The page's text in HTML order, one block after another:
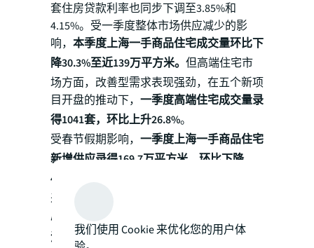
套住房贷款利率也同步下调至3.85%和
4.15%。受一季度整体市场供应减少的影
响， 本季度上海一手商品住宅成交量环比下
降30.3%至近139万平方米。 但高端住宅市
场方面，改善型需求表现强劲，在五个新项
目开盘的推动下， 一季度高端住宅成交量录
得1041套，环比上升26.8%。
受春节假期影响， 一季度上海一手商品住宅
新增供应录得169.7万平方米，环比下降
48.5%，同比下降6.1%
来项目集中开盘，
心区域的高端住宅项目入市，共计1214套房
源，
项目平均售价在人民币13.4万元至人民
我们使用 Cookie 来优化您的用户体